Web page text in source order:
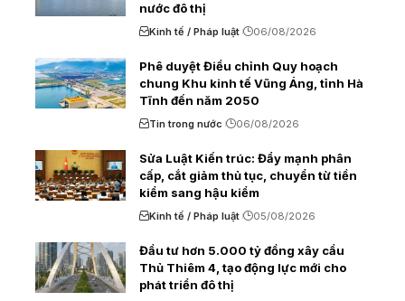
nước đô thị
Kinh tế / Pháp luật 06/08/2026
Phê duyệt Điều chỉnh Quy hoạch
chung Khu kinh tế Vũng Áng, tỉnh Hà
Tĩnh đến năm 2050
Tin trong nước 06/08/2026
Sửa Luật Kiến trúc: Đẩy mạnh phân
cấp, cắt giảm thủ tục, chuyển từ tiền
kiểm sang hậu kiểm
Kinh tế / Pháp luật 05/08/2026
Đầu tư hơn 5.000 tỷ đồng xây cầu
Thủ Thiêm 4, tạo động lực mới cho
phát triển đô thị